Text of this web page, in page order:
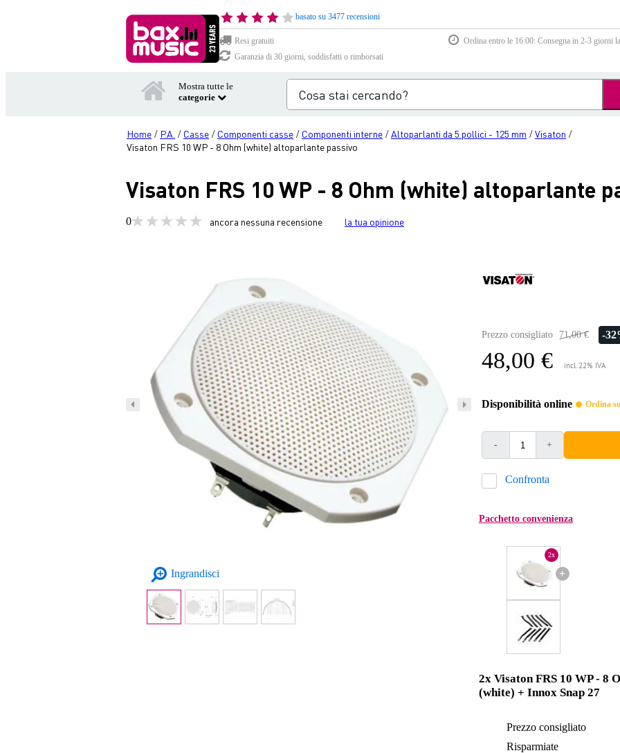
basato su 3477 recensioni
Resi gratuiti
Ordina entro le 16:00: Consegna in 2-3 giorni
Garanzia di 30 giorni, soddisfatti o rimborsati
Mostra tutte le
categorie
Home / P.A. / Casse / Componenti casse / Componenti interne /Altoparlanti da 5 pollici - 125 mm /Visaton /
Visaton FRS 10 WP - 8 Ohm (white) altoparlante passivo
Visaton FRS 10 WP - 8 Ohm (white) altoparlante
0 ancora nessuna recensione la tua opinione
Ingrandisci
Prezzo consigliato 71,00 € -
48,00 € incl. 22% IVA
Disponibilità online Ordina
- +
Confronta
Pacchetto convenienza
+
2x
2x Visaton FRS 10 WP - 8
(white) + Innox Snap 27
Prezzo consigliato
Risparmiate